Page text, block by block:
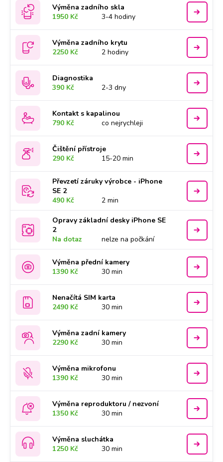
Výměna zadního skla
1950 Kč
3-4 hodiny
Výměna zadního krytu
2250 Kč
2 hodiny
Diagnostika
390 Kč
2-3 dny
Kontakt s kapalinou
790 Kč
co nejrychleji
Čištění přístroje
290 Kč
15-20 min
Převzetí záruky výrobce - iPhone
SE 2
490 Kč
2 min
Opravy základní desky iPhone SE
2
Na dotaz
nelze na počkání
Výměna přední kamery
1390 Kč
30 min
Nenačítá SIM karta
2490 Kč
30 min
Výměna zadní kamery
2290 Kč
30 min
Výměna mikrofonu
1390 Kč
30 min
Výměna reproduktoru / nezvoní
1350 Kč
30 min
Výměna sluchátka
1250 Kč
30 min